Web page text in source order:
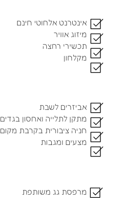
אינטרנט אלחוטי חינם
מיזוג אוויר
תכשירי רחצה
מקלחון
אביזרים לשבת
מתקן לתלייה ואחסון בגדים
חניה ציבורית בקרבת מקום
מצעים ומגבות
מרפסת גג משותפת